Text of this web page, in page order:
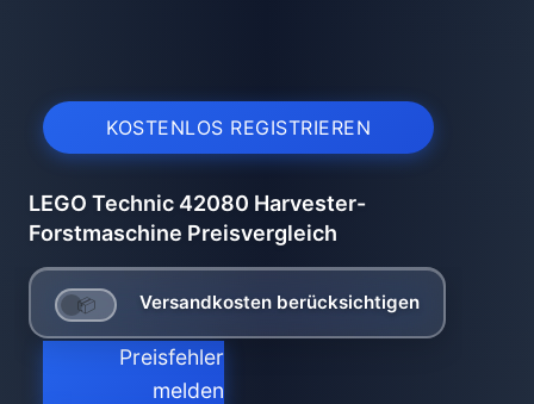
KOSTENLOS REGISTRIEREN
LEGO Technic 42080 Harvester-
Forstmaschine Preisvergleich
Versandkosten berücksichtigen
Preisfehler
melden